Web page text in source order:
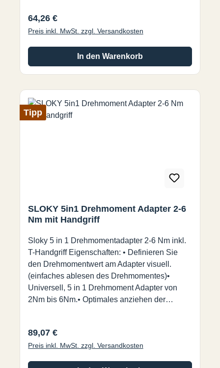
lösen geeignet.
Regulärer Preis:
64,26 €
Preis inkl. MwSt. zzgl. Versandkosten
In den Warenkorb
Tipp
SLOKY 5in1 Drehmoment Adapter 2-6
Nm mit Handgriff
Sloky 5 in 1 Drehmomentadapter 2-6 Nm inkl.
T-Handgriff Eigenschaften: • Definieren Sie
den Drehmomentwert am Adapter visuell.
(einfaches ablesen des Drehmomentes)•
Universell, 5 in 1 Drehmoment Adapter von
2Nm bis 6Nm.• Optimales anziehen der
lösen geeignet.
Regulärer Preis:
89,07 €
Preis inkl. MwSt. zzgl. Versandkosten